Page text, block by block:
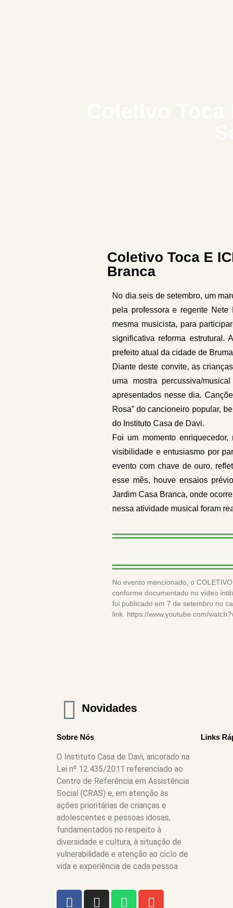
Coletivo Toca E
Branca
No dia seis de setembro, um
pela professora e regente
mesma musicista, para
significativa reforma estrutural.
prefeito atual da cidade de
Diante deste convite, as
uma mostra percussiva/
apresentados nesse dia.
Rosa” do cancioneiro popular,
do Instituto Casa de Davi.
Foi um momento
visibilidade e entusiasmo por
evento com chave de ouro,
esse mês, houve ensaios
Jardim Casa Branca, onde
nessa atividade musical foram
No evento mencionado, o
conforme documentado no vídeo
foi publicado em 7 de setembro no
link. https://www.youtube.com/
Novidades
Sobre Nós
O Instituto Casa de Davi, ancorado na
Lei nº 12.435/2011 referenciado ao
Centro de Referência em Assistência
Social (CRAS) e, em atenção às
ações prioritárias de crianças e
adolescentes e pessoas idosas,
fundamentados no respeito à
diversidade e cultura, à situação de
vulnerabilidade e atenção ao ciclo de
vida e experiência de cada pessoa
Links